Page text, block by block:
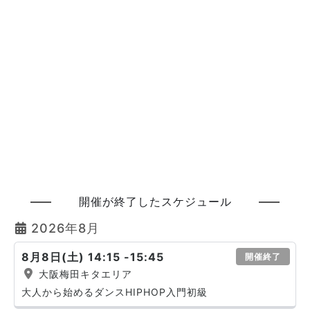
開催が終了したスケジュール
2026年8月
8月8日(土) 14:15 -15:45 開催終了
大阪梅田キタエリア
大人から始めるダンスHIPHOP入門初級